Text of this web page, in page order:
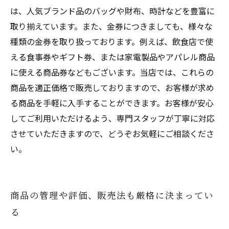
は、人気ブランド品のバッグや財布、時計などを豊富に
取り揃えています。また、金券につきましても、様々な
種類の金券を取り扱っております。例えば、飲食店で使
える食事券やギフト券、または家電製品やアパレル商品
に使える商品券などもございます。当店では、これらの
商品を適正価格で販売しておりますので、お客様が求め
る商品を手軽に入手することができます。お客様が安心
してご利用いただけるよう、専門スタッフが丁寧に対応
させていただきますので、どうぞお気軽にご相談くださ
い。
商品の管理や評価、販売法も厳格に決まってい
る